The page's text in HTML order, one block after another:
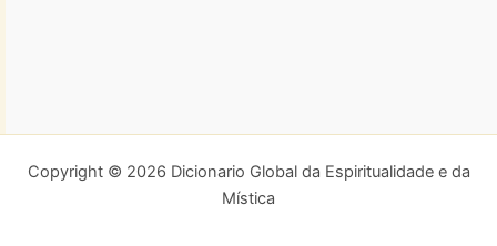
Copyright © 2026 Dicionario Global da Espiritualidade e da
Mística